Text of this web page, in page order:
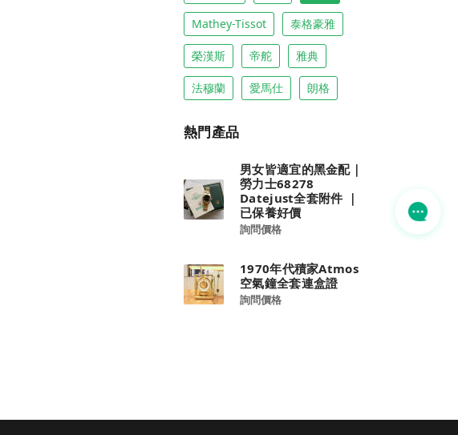
Mathey-Tissot 泰格豪雅
榮漢斯 帝舵 雅典
法穆蘭 愛馬仕 朗格
熱門產品
男女皆適宜的黑金配｜
勞力士68278
Datejust全套附件 ｜
已保養好價
詢問價格
1970年代積家Atmos
空氣鐘全套連盒證
詢問價格